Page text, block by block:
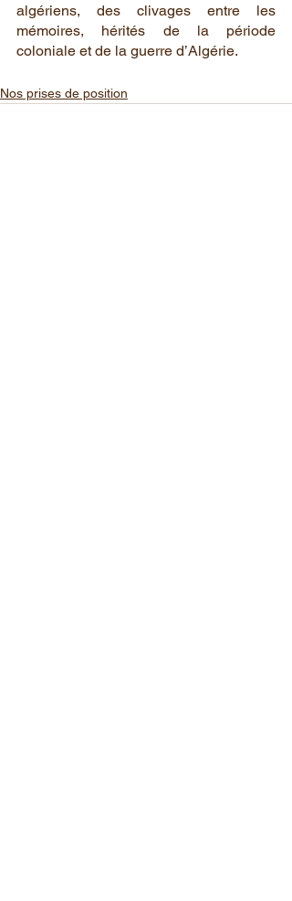
algériens, des clivages entre les
mémoires, hérités de la période
coloniale et de la guerre d’Algérie.
Nos prises de position